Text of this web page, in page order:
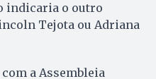
indicaria o outro
Tejota ou Adriana
a Assembleia